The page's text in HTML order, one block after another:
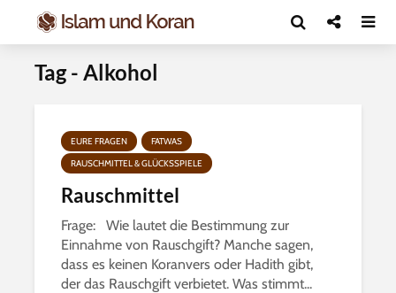
Tag - Alkohol
EURE FRAGEN
FATWAS
RAUSCHMITTEL & GLÜCKSSPIELE
Rauschmittel
Frage: Wie lautet die Bestimmung zur
Einnahme von Rauschgift? Manche sagen,
dass es keinen Koranvers oder Hadith gibt,
der das Rauschgift verbietet. Was stimmt...